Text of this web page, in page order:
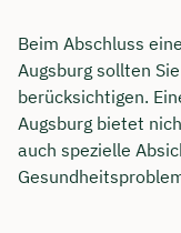
Beim Abschluss
Augsburg sollten
berücksichtigen.
Augsburg bietet
auch spezielle